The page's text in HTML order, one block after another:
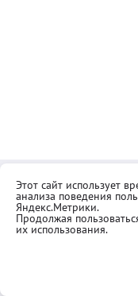
Контакты
Как купить
Реквизиты
Этот сайт использует
анализа поведения
Яндекс.Метрики.
Продолжая
их использования.